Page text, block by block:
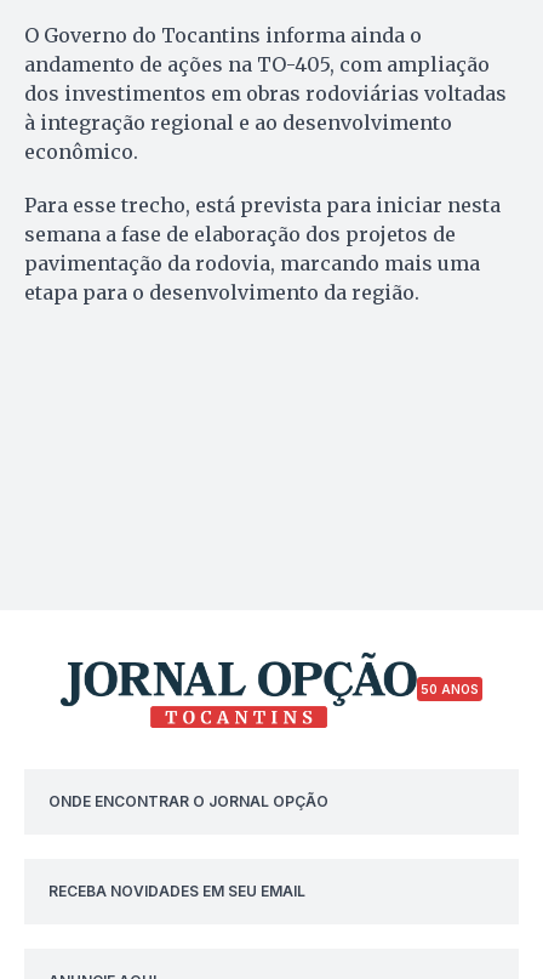
O Governo do Tocantins informa ainda o
andamento de ações na TO-405, com ampliação
dos investimentos em obras rodoviárias voltadas
à integração regional e ao desenvolvimento
econômico.
Para esse trecho, está prevista para iniciar nesta
semana a fase de elaboração dos projetos de
pavimentação da rodovia, marcando mais uma
etapa para o desenvolvimento da região.
50 ANOS
ONDE ENCONTRAR O JORNAL OPÇÃO
RECEBA NOVIDADES EM SEU EMAIL